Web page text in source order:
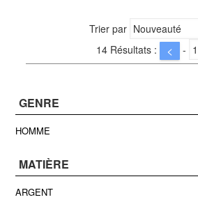
Trier par
14 Résultats :
< -
GENRE
HOMME
MATIÈRE
ARGENT